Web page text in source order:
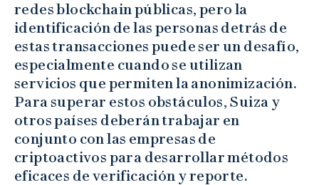
redes blockchain públicas, pero la
identificación de las personas detrás de
estas transacciones puede ser un desafío,
especialmente cuando se utilizan
servicios que permiten la anonimización.
Para superar estos obstáculos, Suiza y
otros países deberán trabajar en
conjunto con las empresas de
criptoactivos para desarrollar métodos
eficaces de verificación y reporte.